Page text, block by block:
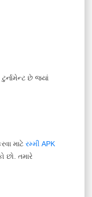
છે જ્યાં
માટે રમ્મી APK
છો. તમારે